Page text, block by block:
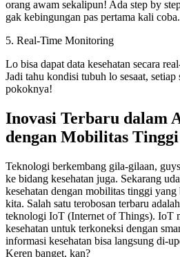
orang awam sekalipun! Ada step by
gak kebingungan pas pertama kali coba.
5. Real-Time Monitoring
Lo bisa dapat data kesehatan secara
Jadi tahu kondisi tubuh lo sesaat, setiap
pokoknya!
Inovasi Terbaru dalam
dengan Mobilitas Tinggi
Teknologi berkembang gila-gilaan,
ke bidang kesehatan juga. Sekarang
kesehatan dengan mobilitas tinggi
kita. Salah satu terobosan terbaru
teknologi IoT (Internet of Things). IoT
kesehatan untuk terkoneksi dengan
informasi kesehatan bisa langsung di-
Keren banget, kan?